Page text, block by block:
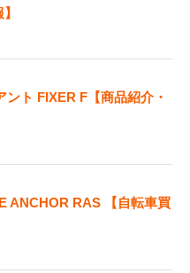
ント FIXER F【商品紹介・
ANCHOR RAS 【自転車買